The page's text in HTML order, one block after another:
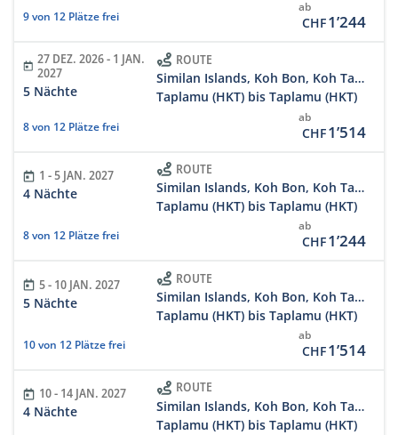
ab
CHF1’244
9 von 12 Plätze frei
27 DEZ. 2026 - 1 JAN.
2027
5 Nächte
ROUTE
Similan Islands, Koh Bon, Koh Tachai, Richelieu Rock 5 Days/5 Nights
Taplamu (HKT) bis Taplamu (HKT)
ab
CHF1’514
8 von 12 Plätze frei
1 - 5 JAN. 2027
4 Nächte
ROUTE
Similan Islands, Koh Bon, Koh Tachai, Richelieu
Taplamu (HKT) bis Taplamu (HKT)
ab
CHF1’244
8 von 12 Plätze frei
5 - 10 JAN. 2027
5 Nächte
ROUTE
Similan Islands, Koh Bon, Koh Tachai, Richelieu Rock 5 Days/5 Nights
Taplamu (HKT) bis Taplamu (HKT)
ab
CHF1’514
10 von 12 Plätze frei
10 - 14 JAN. 2027
4 Nächte
ROUTE
Similan Islands, Koh Bon, Koh Tachai, Richelieu
Taplamu (HKT) bis Taplamu (HKT)